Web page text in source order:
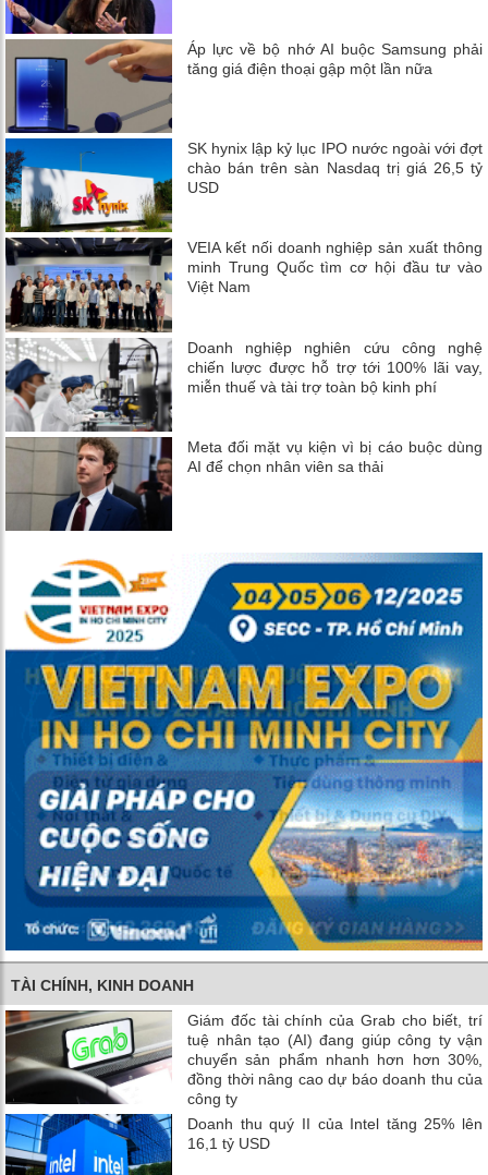
Áp lực về bộ nhớ AI buộc Samsung phải
tăng giá điện thoại gập một lần nữa
SK hynix lập kỷ lục IPO nước ngoài với đợt
chào bán trên sàn Nasdaq trị giá 26,5 tỷ
USD
VEIA kết nối doanh nghiệp sản xuất thông
minh Trung Quốc tìm cơ hội đầu tư vào
Việt Nam
Doanh nghiệp nghiên cứu công nghệ
chiến lược được hỗ trợ tới 100% lãi vay,
miễn thuế và tài trợ toàn bộ kinh phí
Meta đối mặt vụ kiện vì bị cáo buộc dùng
AI để chọn nhân viên sa thải
TÀI CHÍNH, KINH DOANH
Giám đốc tài chính của Grab cho biết, trí
tuệ nhân tạo (AI) đang giúp công ty vận
chuyển sản phẩm nhanh hơn hơn 30%,
đồng thời nâng cao dự báo doanh thu của
công ty
Doanh thu quý II của Intel tăng 25% lên
16,1 tỷ USD